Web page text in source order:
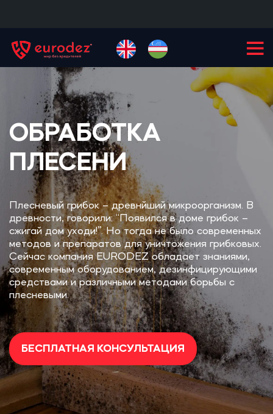
ОБРАБОТКА
ПЛЕСЕНИ
Плесневый грибок – древнйший микроорганизм. В
древности, говорили: “Появился в доме грибок –
сжигай дом уходи!”. Но тогда не было современных
методов и препаратов для уничтожения грибковых.
Сейчас компания EURODEZ обладает знаниями,
современным оборудованием, дезинфицирующими
средствами и различными методами борьбы с
плесневыми.
БЕСПЛАТНАЯ КОНСУЛЬТАЦИЯ